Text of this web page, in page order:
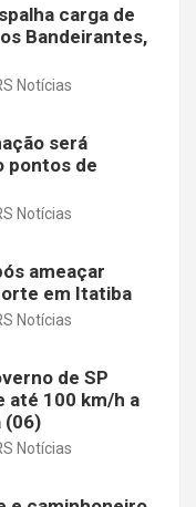
carga de
Bandeirantes,
Notícias
será
pontos de
Notícias
ameaçar
em Itatiba
Notícias
de SP
até 100 km/h a
(06)
Notícias